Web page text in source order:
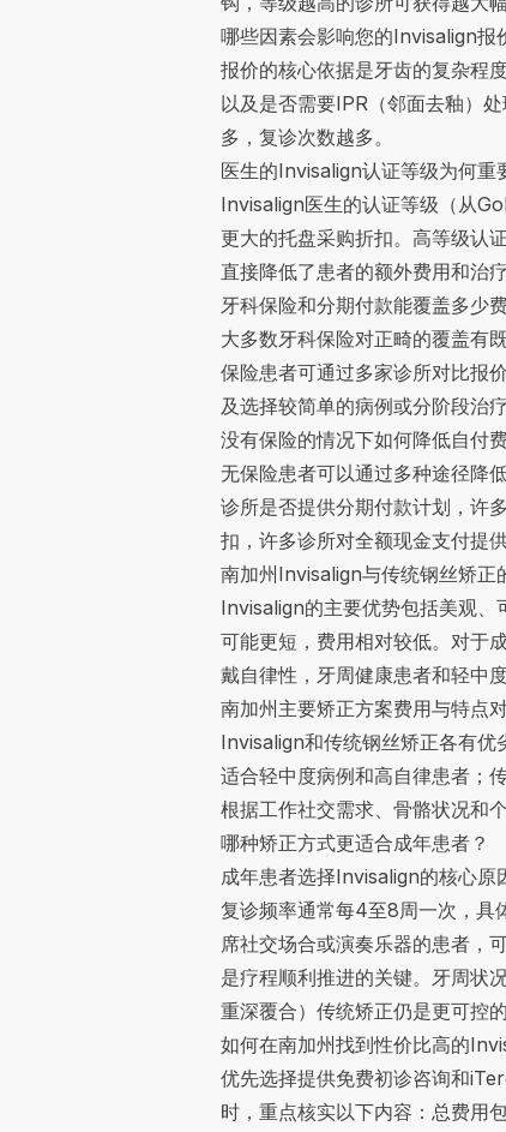
哪些因素会影响您的Invisalign报
报价的核心依据是牙齿的复杂程
以及是否需要IPR（邻面去釉）
多，复诊次数越多。
医生的Invisalign认证等级为何重
Invisalign医生的认证等级（从
更大的托盘采购折扣。高等级认
直接降低了患者的额外费用和治
牙科保险和分期付款能覆盖多少
大多数牙科保险对正畸的覆盖有
保险患者可通过多家诊所对比报
及选择较简单的病例或分阶段治
没有保险的情况下如何降低自付
无保险患者可以通过多种途径降
诊所是否提供分期付款计划，许
扣，许多诊所对全额现金支付提
南加州Invisalign与传统钢丝矫正
Invisalign的主要优势包括美观、
可能更短，费用相对较低。对于
戴自律性，牙周健康患者和轻中
南加州主要矫正方案费用与特点
Invisalign和传统钢丝矫正各有优
适合轻中度病例和高自律患者；
根据工作社交需求、骨骼状况和
哪种矫正方式更适合成年患者？
成年患者选择Invisalign的核心原
复诊频率通常每4至8周一次，具
席社交场合或演奏乐器的患者，
是疗程顺利推进的关键。牙周状
重深覆合）传统矫正仍是更可控的
如何在南加州找到性价比高的
优先选择提供免费初诊咨询和
时，重点核实以下内容：总费用